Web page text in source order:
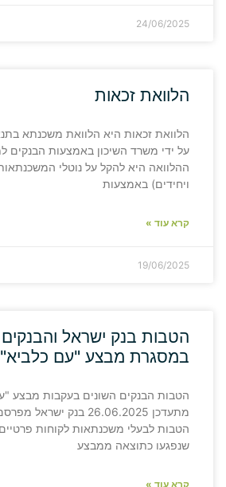
24/06/2025
הלוואת זכאות
הלוואת זכאות היא הלוואת משכנתא
על ידי משרד השיכון באמצעות
ההלוואה היא להקל על נוטלי
ויחידים) באמצעות
קרא עוד »
19/06/2025
הטבות בנק ישראל והבנקים
במסגרת מבצע "עם כלביא"
הטבות הבנקים השונים בעקבות מבצע
מתעדכן 26.06.2025 בנק
הטבות לבעלי משכנתאות לקוחות
שנפגעו כתוצאה ממבצע
קרא עוד »